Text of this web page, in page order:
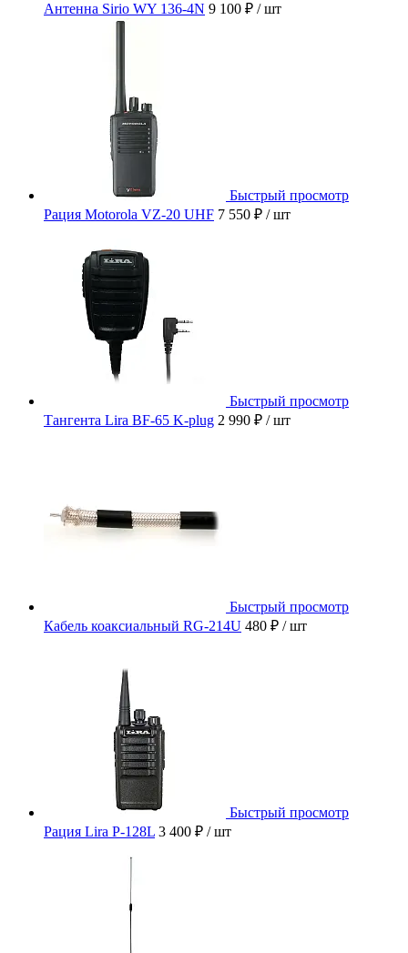
Антенна Sirio WY 136-4N 9 100 ₽ / шт
Быстрый просмотр
Рация Motorola VZ-20 UHF 7 550 ₽ / шт
Быстрый просмотр
Тангента Lira BF-65 K-plug 2 990 ₽ / шт
Быстрый просмотр
Кабель коаксиальный RG-214U 480 ₽ / шт
Быстрый просмотр
Рация Lira P-128L 3 400 ₽ / шт